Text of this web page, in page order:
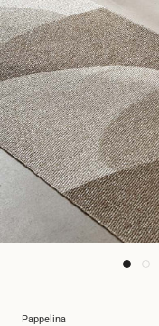
Pappelina